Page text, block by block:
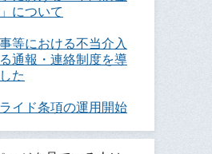
について
等における不当介入
通報・連絡制度を導
た
イド条項の運用開始